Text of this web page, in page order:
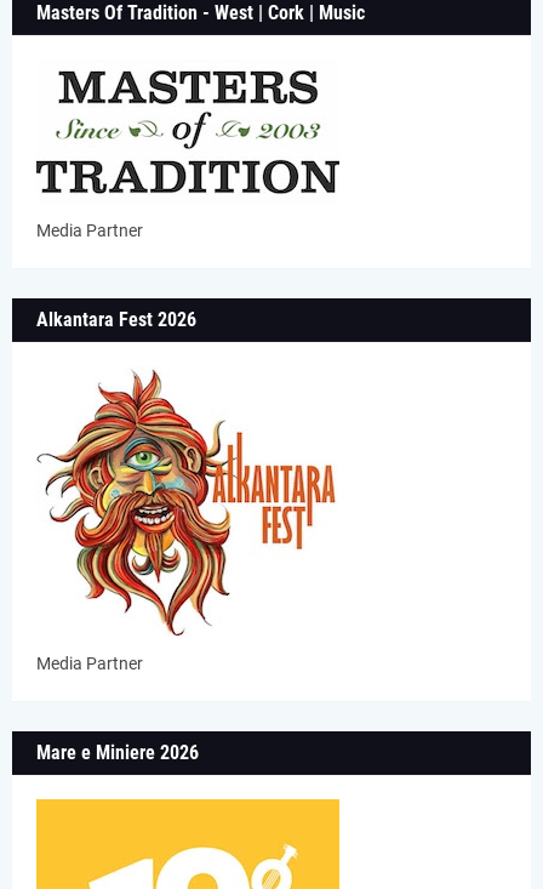
Masters Of Tradition - West | Cork | Music
Media Partner
Alkantara Fest 2026
Media Partner
Mare e Miniere 2026